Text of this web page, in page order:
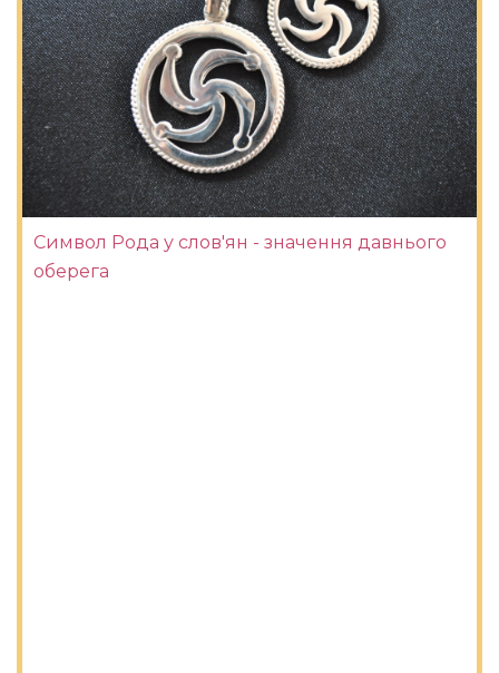
Символ Рода у слов'ян - значення давнього
оберега